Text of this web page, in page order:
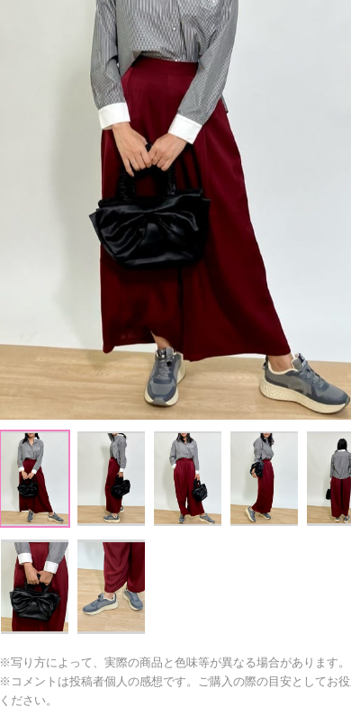
※写り方によって、実際の商品と色味等が異なる場合があります。
※コメントは投稿者個人の感想です。ご購入の際の目安としてお
ください。